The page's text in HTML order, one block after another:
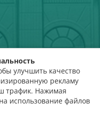
улучшить качество
рекламу
трафик. Нажимая
использование файлов